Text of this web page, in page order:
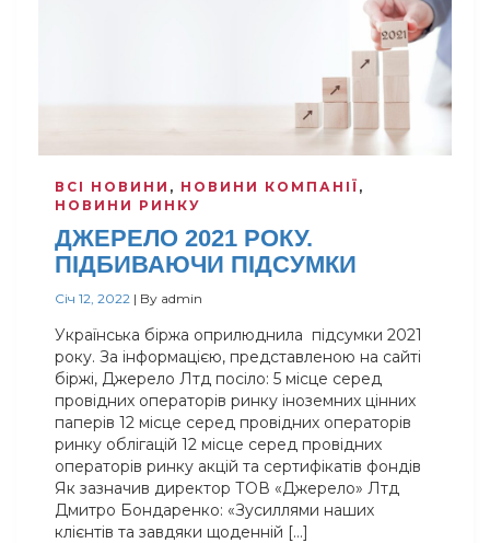
ВСІ НОВИНИ , НОВИНИ КОМПАНІЇ ,
НОВИНИ РИНКУ
ДЖЕРЕЛО 2021 РОКУ.
ПІДБИВАЮЧИ ПІДСУМКИ
Січ 12, 2022 | By admin
Українська біржа оприлюднила підсумки 2021
року. За інформацією, представленою на сайті
біржі, Джерело Лтд посіло: 5 місце серед
провідних операторів ринку іноземних цінних
паперів 12 місце серед провідних операторів
ринку облігацій 12 місце серед провідних
операторів ринку акцій та сертифікатів фондів
Як зазначив директор ТОВ «Джерело» Лтд
Дмитро Бондаренко: «Зусиллями наших
клієнтів та завдяки щоденній […]